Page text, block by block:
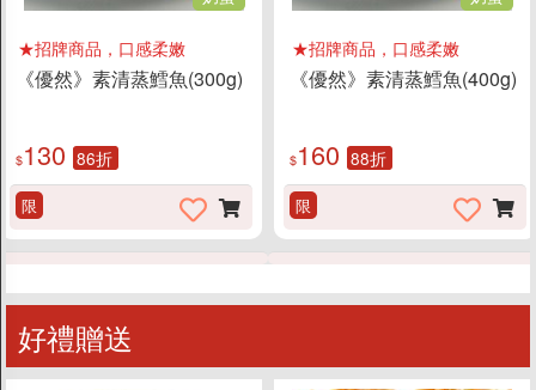
商店資訊
★招牌商品，口感柔嫩
《優然》素清蒸鱈魚(300g)
$130 86折
限
★招牌商品，口感柔嫩
《優然》素清蒸鱈魚(400g)
$160 88折
限
好禮贈送